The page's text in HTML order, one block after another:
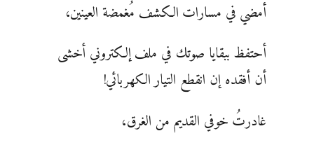
أمضي في مسارات الكشف مُغمضة العينين،
أحتفظ ببقايا صوتك في ملف إلكتروني أخشى
أن أفقده إن انقطع التيار الكهربائي!
غادرتُ خوفي القديم من الغرق،